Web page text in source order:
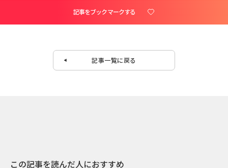
記事をブックマークする
記事一覧に戻る
この記事を読んだ人におすすめ